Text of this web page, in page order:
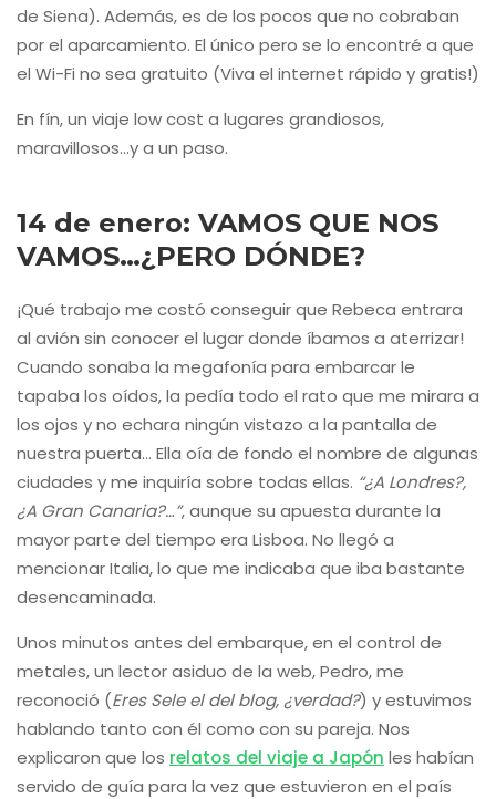
de Siena). Además, es de los pocos que no cobraban
por el aparcamiento. El único pero se lo encontré a que
el Wi-Fi no sea gratuito (Viva el internet rápido y gratis!)
En fín, un viaje low cost a lugares grandiosos,
maravillosos…y a un paso.
14 de enero: VAMOS QUE NOS
VAMOS…¿PERO DÓNDE?
¡Qué trabajo me costó conseguir que Rebeca entrara
al avión sin conocer el lugar donde íbamos a aterrizar!
Cuando sonaba la megafonía para embarcar le
tapaba los oídos, la pedía todo el rato que me mirara a
los ojos y no echara ningún vistazo a la pantalla de
nuestra puerta… Ella oía de fondo el nombre de algunas
ciudades y me inquiría sobre todas ellas. “¿A Londres?,
¿A Gran Canaria?…”, aunque su apuesta durante la
mayor parte del tiempo era Lisboa. No llegó a
mencionar Italia, lo que me indicaba que iba bastante
desencaminada.
Unos minutos antes del embarque, en el control de
metales, un lector asiduo de la web, Pedro, me
reconoció (Eres Sele el del blog, ¿verdad?) y estuvimos
hablando tanto con él como con su pareja. Nos
explicaron que los relatos del viaje a Japón les habían
servido de guía para la vez que estuvieron en el país